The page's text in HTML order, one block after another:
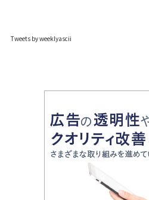
Tweets by weeklyascii